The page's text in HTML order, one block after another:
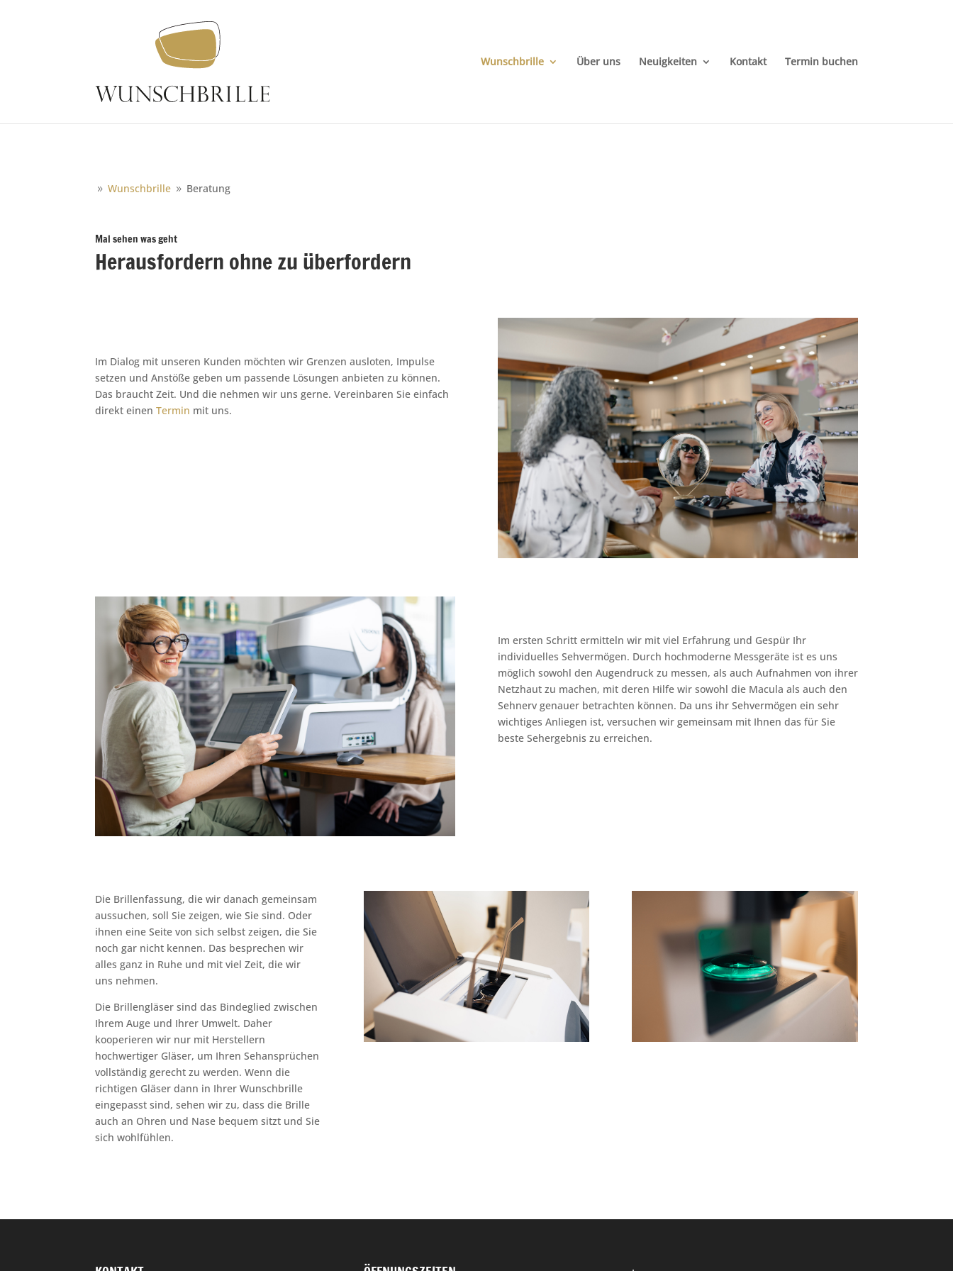
Wunschbrille Über uns Neuigkeiten Kontakt Termin buchen
9 Wunschbrille 9 Beratung
Mal sehen was geht
Herausfordern ohne zu überfordern
Im Dialog mit unseren Kunden möchten wir Grenzen ausloten, Impulse
setzen und Anstöße geben um passende Lösungen anbieten zu können.
Das braucht Zeit. Und die nehmen wir uns gerne. Vereinbaren Sie einfach
direkt einenTermin mit uns.
Im ersten Schritt ermitteln wir mit viel Erfahrung und Gespür Ihr
individuelles Sehvermögen. Durch hochmoderne Messgeräte ist es uns
möglich sowohl den Augendruck zu messen, als auch Aufnahmen von ihrer
Netzhaut zu machen, mit deren Hilfe wir sowohl die Macula als auch den
Sehnerv genauer betrachten können. Da uns ihr Sehvermögen ein sehr
wichtiges Anliegen ist, versuchen wir gemeinsam mit Ihnen das für Sie
beste Sehergebnis zu erreichen.
Die Brillenfassung, die wir danach gemeinsam
aussuchen, soll Sie zeigen, wie Sie sind. Oder
ihnen eine Seite von sich selbst zeigen, die Sie
noch gar nicht kennen. Das besprechen wir
alles ganz in Ruhe und mit viel Zeit, die wir
uns nehmen.
Die Brillengläser sind das Bindeglied zwischen
Ihrem Auge und Ihrer Umwelt. Daher
kooperieren wir nur mit Herstellern
hochwertiger Gläser, um Ihren Sehansprüchen
vollständig gerecht zu werden. Wenn die
richtigen Gläser dann in Ihrer Wunschbrille
eingepasst sind, sehen wir zu, dass die Brille
auch an Ohren und Nase bequem sitzt und Sie
sich wohlfühlen.